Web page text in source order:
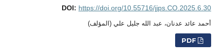
DOI: https://doi.org/10.55716/jjps.CO.2025.6.30
أحمد عائد عدنان، عبد الله جليل علي (المؤلف)
PDF